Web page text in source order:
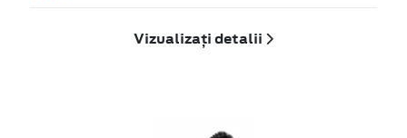
Vizualizați detalii